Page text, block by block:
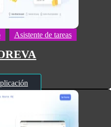
Asistente de tareas